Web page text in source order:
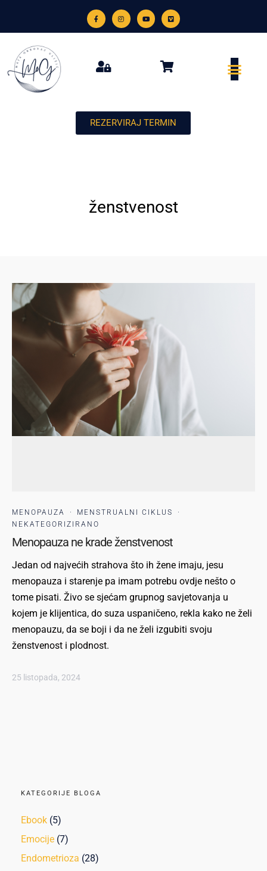
REZERVIRAJ TERMIN
ženstvenost
MENOPAUZA · MENSTRUALNI CIKLUS
·
NEKATEGORIZIRANO
Menopauza ne krade ženstvenost
Jedan od najvećih strahova što ih žene imaju, jesu
menopauza i starenje pa imam potrebu ovdje nešto o
tome pisati. Živo se sjećam grupnog savjetovanja u
kojem je klijentica, do suza uspaničeno, rekla kako ne želi
menopauzu, da se boji i da ne želi izgubiti svoju
ženstvenost i plodnost.
25 listopada, 2024
KATEGORIJE BLOGA
Ebook (5)
Emocije (7)
Endometrioza (28)